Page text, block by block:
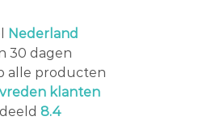
Nederland
30 dagen
alle producten
klanten
8.4